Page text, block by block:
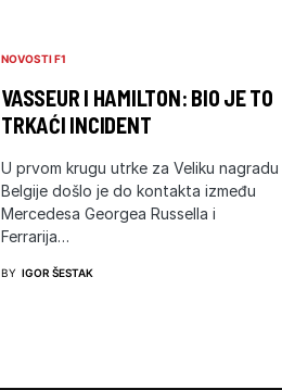
NOVOSTI F1
VASSEUR I HAMILTON: BIO JE TO
TRKAĆI INCIDENT
U prvom krugu utrke za Veliku nagradu
Belgije došlo je do kontakta između
Mercedesa Georgea Russella i
Ferrarija…
BY IGOR ŠESTAK